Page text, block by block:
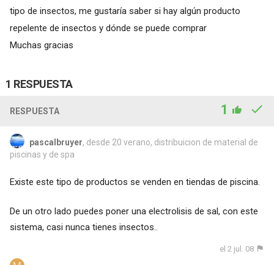
tipo de insectos, me gustaría saber si hay algún producto
repelente de insectos y dónde se puede comprar
Muchas gracias
1 RESPUESTA
RESPUESTA 1
pascalbruyer, desde 20 verano, distribuicion de material de
piscinas y de spa
Existe este tipo de productos se venden en tiendas de piscina.
De un otro lado puedes poner una electrolisis de sal, con este
sistema, casi nunca tienes insectos..
el 2 jul. 08